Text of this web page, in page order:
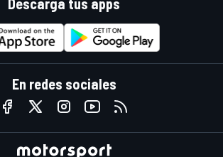
Descarga tus apps
En redes sociales